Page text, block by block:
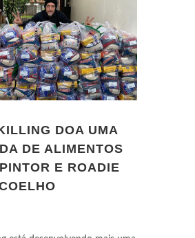
DOA UMA
DE ALIMENTOS
E ROADIE